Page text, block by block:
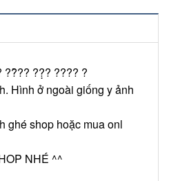
??̂̀?? ??̣? ???? ?
Hình ở ngoài giống y ảnh
ghé shop hoặc mua onl
NHÉ ^^